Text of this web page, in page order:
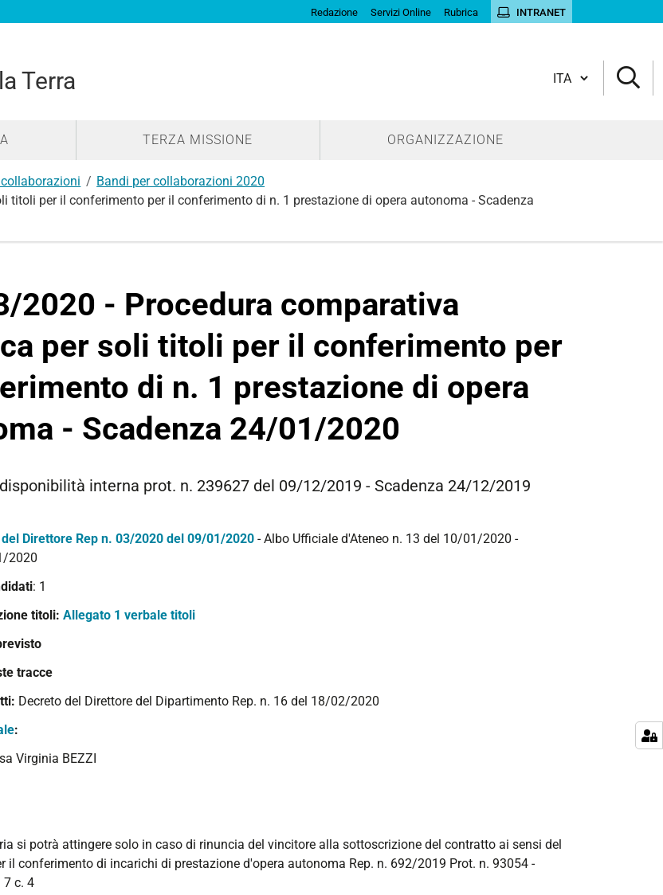
Redazione Servizi Online Rubrica INTRANET
Terra Cambia lingua
TERZA MISSIONE ORGANIZZAZIONE
Bandi per collaborazioni 2020
titoli per il conferimento per il conferimento di n. 1 prestazione di opera autonoma - Scadenza
2020 - Procedura comparativa
per soli titoli per il conferimento per
di n. 1 prestazione di opera
- Scadenza 24/01/2020
interna prot. n. 239627 del 09/12/2019 - Scadenza 24/12/2019
Direttore Rep n. 03/2020 del 09/01/2020 - Albo Ufficiale d'Ateneo n. 13 del 10/01/2020 -
2020
: 1
titoli: Allegato 1 verbale titoli
tracce
Decreto del Direttore del Dipartimento Rep. n. 16 del 18/02/2020
:
Virginia BEZZI
si potrà attingere solo in caso di rinuncia del vincitore alla sottoscrizione del contratto ai sensi del
il conferimento di incarichi di prestazione d'opera autonoma Rep. n. 692/2019 Prot. n. 93054 -
c. 4